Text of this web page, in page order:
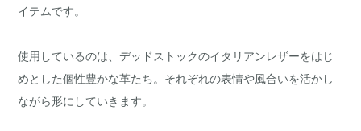
イテムです。
使用しているのは、デッドストックのイタリアンレザーをはじ
めとした個性豊かな革たち。それぞれの表情や風合いを活かし
ながら形にしていきます。